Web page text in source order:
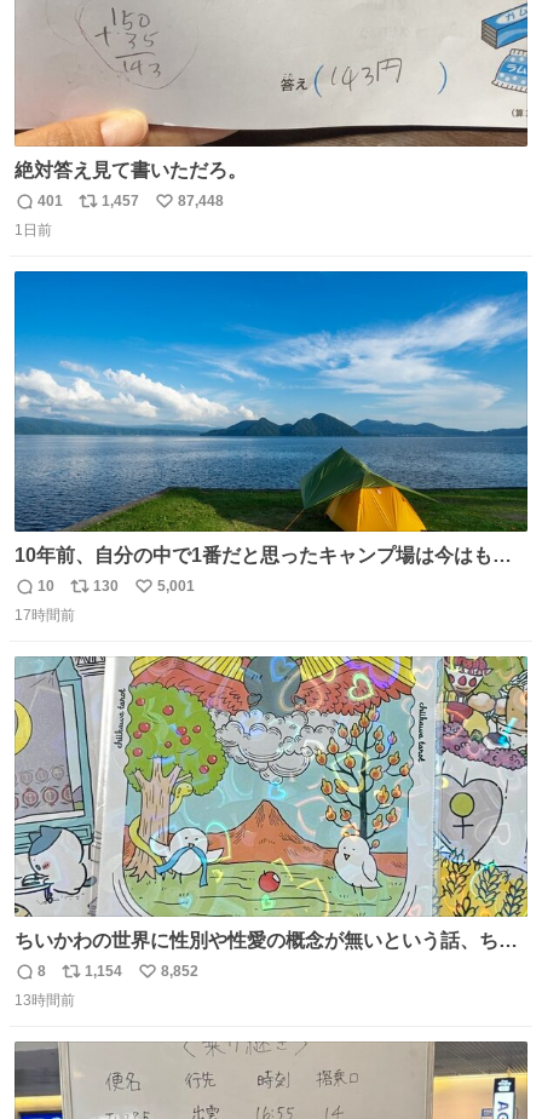
絶対答え見て書いただろ。
返
信
401
リ
1,457
い
87,448
1日前
10年前、自分の中で1番だと思ったキャンプ場は今はもう
ない
返
信
10
リ
ポ
ト
数
130
い
数
5,001
17時間前
ちいかわの世界に性別や性愛の概念が無いという話、ちい
かわタロットでも恋人・女帝・女教皇あたりは性別を意識
させないように描かれてるんだよね。かなり徹底している
返
信
8
リ
ポ
ト
数
1,154
い
8,852
13時間前